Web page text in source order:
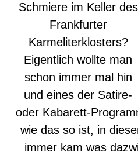
Schmiere im Keller des
Frankfurter
Karmeliterklosters?
Eigentlich wollte man
schon immer mal hin
und eines der Satire-
oder Kabarett-
wie das so ist, in
immer kam was